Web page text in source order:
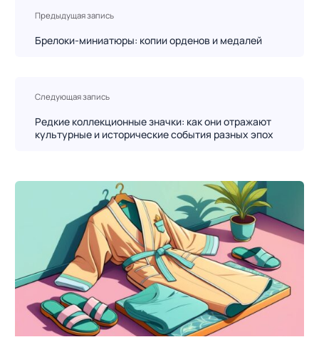
о
я
Предыдущая запись
Брелоки-миниатюры: копии орденов и медалей
Следующая запись
Редкие коллекционные значки: как они отражают
культурные и исторические события разных эпох